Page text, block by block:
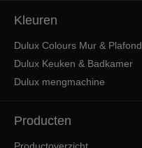
Kleuren
Dulux Colours Mur & Plafond
Dulux Keuken & Badkamer
Dulux mengmachine
Producten